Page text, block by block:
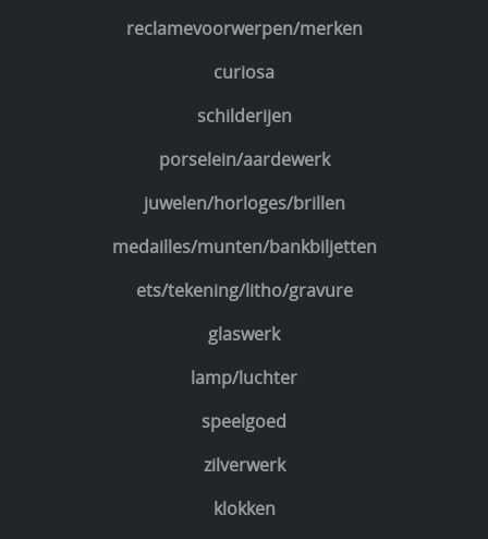
reclamevoorwerpen/merken
curiosa
schilderijen
porselein/aardewerk
juwelen/horloges/brillen
medailles/munten/bankbiljetten
ets/tekening/litho/gravure
glaswerk
lamp/luchter
speelgoed
zilverwerk
klokken